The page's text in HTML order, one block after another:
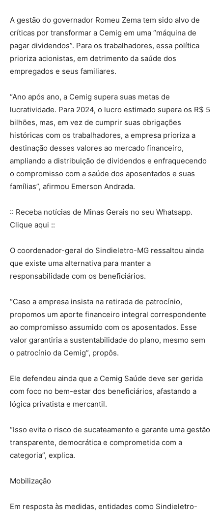
A gestão do governador Romeu Zema tem sido alvo de
críticas por transformar a Cemig em uma “máquina de
pagar dividendos”. Para os trabalhadores, essa política
prioriza acionistas, em detrimento da saúde dos
empregados e seus familiares.
“Ano após ano, a Cemig supera suas metas de
lucratividade. Para 2024, o lucro estimado supera os R$ 5
bilhões, mas, em vez de cumprir suas obrigações
históricas com os trabalhadores, a empresa prioriza a
destinação desses valores ao mercado financeiro,
ampliando a distribuição de dividendos e enfraquecendo
o compromisso com a saúde dos aposentados e suas
famílias”, afirmou Emerson Andrada.
:: Receba notícias de Minas Gerais no seu Whatsapp.
Clique aqui ::
O coordenador-geral do Sindieletro-MG ressaltou ainda
que existe uma alternativa para manter a
responsabilidade com os beneficiários.
“Caso a empresa insista na retirada de patrocínio,
propomos um aporte financeiro integral correspondente
ao compromisso assumido com os aposentados. Esse
valor garantiria a sustentabilidade do plano, mesmo sem
o patrocínio da Cemig”, propôs.
Ele defendeu ainda que a Cemig Saúde deve ser gerida
com foco no bem-estar dos beneficiários, afastando a
lógica privatista e mercantil.
“Isso evita o risco de sucateamento e garante uma gestão
transparente, democrática e comprometida com a
categoria”, explica.
Mobilização
Em resposta às medidas, entidades como Sindieletro-